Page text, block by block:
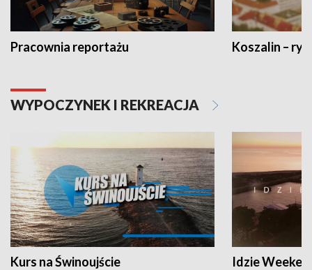
Pracownia reportażu Koszalin –
WYPOCZYNEK I REKREACJA
Kurs na Świnoujście Idzie